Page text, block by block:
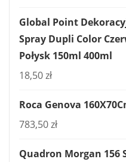
Global Point
Spray Dupli Color
Połysk 150ml 400ml
18,50zł
Roca Genova
783,50zł
Quadron Morgan 156